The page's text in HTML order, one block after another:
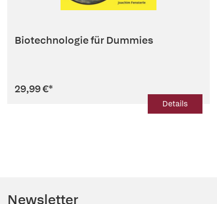
Biotechnologie für Dummies
29,99 €*
Details
Newsletter